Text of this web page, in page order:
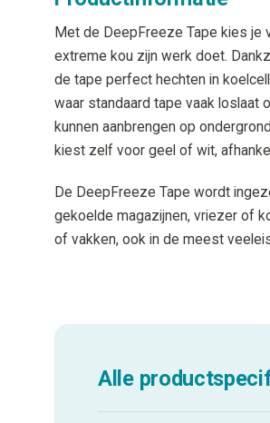
Met de DeepFreeze Tape kies je
extreme kou zijn werk doet.
de tape perfect hechten in
waar standaard tape vaak loslaat
kunnen aanbrengen op
kiest zelf voor geel of wit,
De DeepFreeze Tape wordt
gekoelde magazijnen, vriezer of
of vakken, ook in de meest
Alle